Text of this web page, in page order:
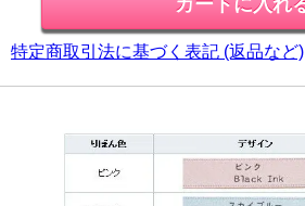
特定商取引法に基づく表記 (返品など)